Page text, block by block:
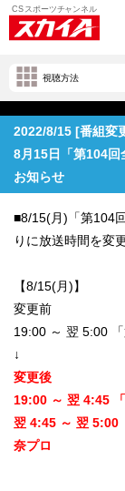
視聴方法
2022/8/15 [番組変
8月15日「第104回
お知らせ
■8/15(月)「第104
りに放送時間を変
【8/15(月)】
変更前
19:00 ～ 翌 5:00
↓
変更後
19:00 ～ 翌 4:45
翌 4:45 ～ 翌 5:00
奈プロ